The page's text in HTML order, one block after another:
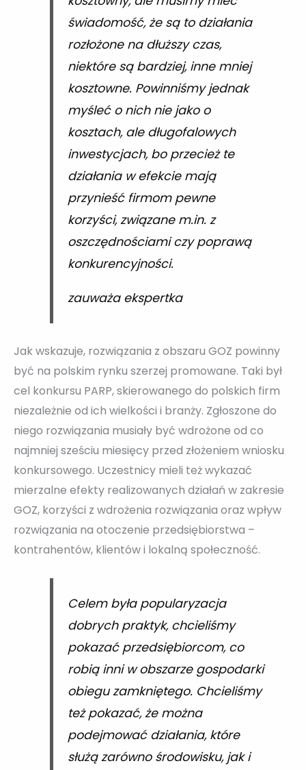
świadomość, że są to działania
rozłożone na dłuższy czas,
niektóre są bardziej, inne mniej
kosztowne. Powinniśmy jednak
myśleć o nich nie jako o
kosztach, ale długofalowych
inwestycjach, bo przecież te
działania w efekcie mają
przynieść firmom pewne
korzyści, związane m.in. z
oszczędnościami czy poprawą
konkurencyjności.
zauważa ekspertka
Jak wskazuje, rozwiązania z obszaru GOZ powinny
być na polskim rynku szerzej promowane. Taki był
cel konkursu PARP, skierowanego do polskich firm
niezależnie od ich wielkości i branży. Zgłoszone do
niego rozwiązania musiały być wdrożone od co
najmniej sześciu miesięcy przed złożeniem wniosku
konkursowego. Uczestnicy mieli też wykazać
mierzalne efekty realizowanych działań w zakresie
GOZ, korzyści z wdrożenia rozwiązania oraz wpływ
rozwiązania na otoczenie przedsiębiorstwa –
kontrahentów, klientów i lokalną społeczność.
Celem była popularyzacja
dobrych praktyk, chcieliśmy
pokazać przedsiębiorcom, co
robią inni w obszarze gospodarki
obiegu zamkniętego. Chcieliśmy
też pokazać, że można
podejmować działania, które
służą zarówno środowisku, jak i